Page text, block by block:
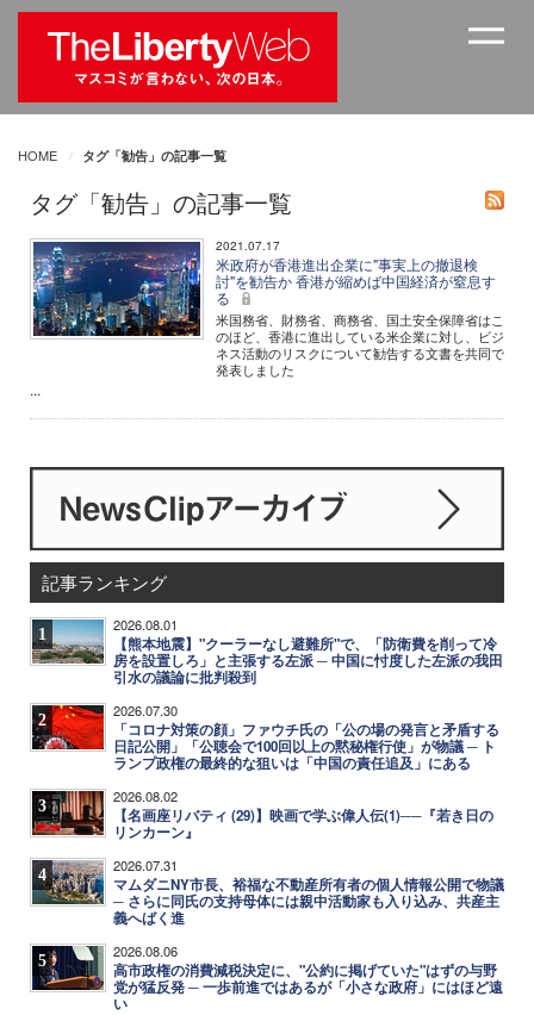
HOME タグ「勧告」の記事一覧
タグ「勧告」の記事一覧
2021.07.17
米政府が香港進出企業に"事実上の撤退検
討"を勧告か 香港が縮めば中国経済が窒息す
る
米国務省、財務省、商務省、国土安全保障省はこ
のほど、香港に進出している米企業に対し、ビジ
ネス活動のリスクについて勧告する文書を共同で
発表しました
...
記事ランキング
1 2026.08.01
【熊本地震】"クーラーなし避難所"で、「防衛費を削って冷
房を設置しろ」と主張する左派 ─ 中国に忖度した左派の我田
引水の議論に批判殺到
2 2026.07.30
「コロナ対策の顔」ファウチ氏の「公の場の発言と矛盾する
日記公開」「公聴会で100回以上の黙秘権行使」が物議 ─ ト
ランプ政権の最終的な狙いは「中国の責任追及」にある
3 2026.08.02
【名画座リバティ (29)】映画で学ぶ偉人伝(1)──『若き日の
リンカーン』
4 2026.07.31
マムダニNY市長、裕福な不動産所有者の個人情報公開で物議
─ さらに同氏の支持母体には親中活動家も入り込み、共産主
義へばく進
5 2026.08.06
高市政権の消費減税決定に、"公約に掲げていた"はずの与野
党が猛反発 ─ 一歩前進ではあるが「小さな政府」にはほど遠
い